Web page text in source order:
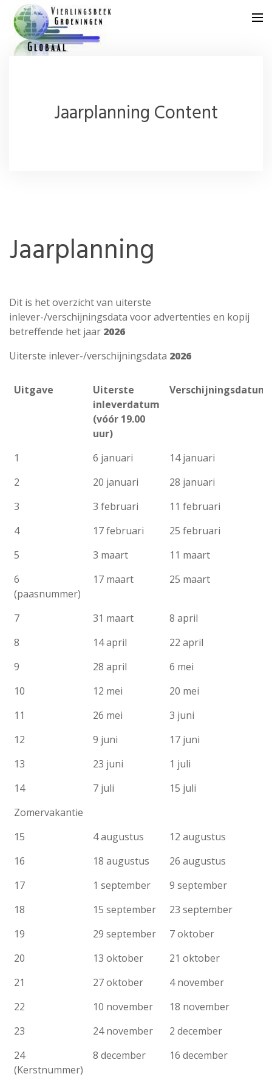
Abonnement
Contact
Colofon
Jaarplanning Content
Jaarplanning
Dit is het overzicht van uiterste
inlever-/verschijningsdata voor advertenties en kopij
betreffende het jaar 2026
Uiterste inlever-/verschijningsdata 2026
Uitgave
Uiterste
inleverdatum
(vóór 19.00
uur)
Verschijningsdatum
Uitgave
Uiterste
inleverdatum
(vóór 19.00
Verschijningsdatum
1 6 januari
14 januari
2
20 januari
28 januari
3
3 februari
11 februari
4
17 februari
25 februari
5
3 maart
11 maart
6
(paasnummer)
17 maart 25 maart
7 31 maart
8 april
8
14 april
22 april
9
28 april
6 mei
10
12 mei
20 mei
11
26 mei
3 juni
12
9 juni
17 juni
13
23 juni
1 juli
14
7 juli
15 juli
Zomervakantie
15
4 augustus
12 augustus
16
18 augustus
26 augustus
17
1 september
9 september
18
15 september
23 september
19
29 september
7 oktober
20
13 oktober
21 oktober
21
27 oktober
4 november
22
10 november
18 november
23
24 november
2 december
24
(Kerstnummer)
8 december 16 december